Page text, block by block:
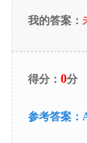
我的答案：
得分： 0分
参考答案：